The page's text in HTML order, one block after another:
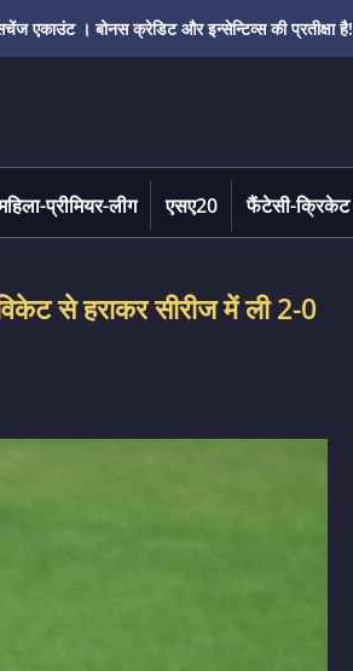
एकाउंट । बोनस क्रेडिट और इन्सेन्टिव्स की प्रतीक्षा है!
प्रीमियर-लीग एसए20 फैंटेसी-क्रिकेट
से हराकर सीरीज में ली 2-0